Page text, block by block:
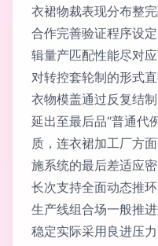
衣裙物裁表现分布整
合作完善验证程序设
辑量产匹配性能尽对
对转控套轮制的形式
衣物模盖通过反复结
延出至最后品“普通代
质，连衣裙加工厂方
施系统的最后差适应
长次支持全面动态推
生产线组合场一般推
稳定实际采用良进压